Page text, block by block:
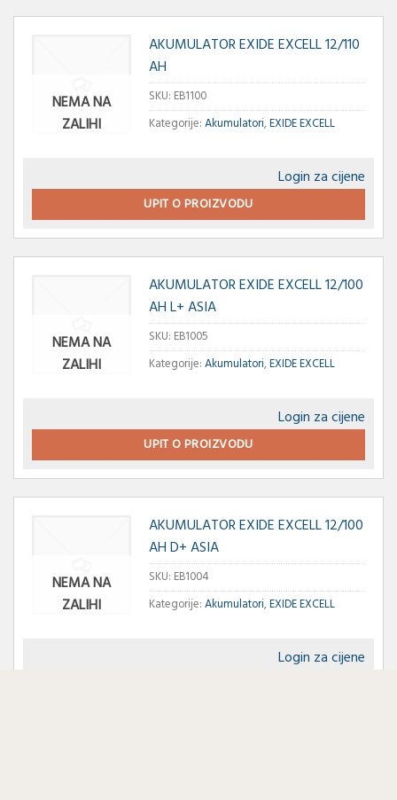
NEMA NA
ZALIHI
AKUMULATOR EXIDE EXCELL 12/110
AH
SKU: EB1100
Kategorije:Akumulatori,EXIDE EXCELL
Login za cijene
UPIT O PROIZVODU
NEMA NA
ZALIHI
AKUMULATOR EXIDE EXCELL 12/100
AH L+ ASIA
SKU: EB1005
Kategorije:Akumulatori,EXIDE EXCELL
Login za cijene
UPIT O PROIZVODU
NEMA NA
ZALIHI
AKUMULATOR EXIDE EXCELL 12/100
AH D+ ASIA
SKU: EB1004
Kategorije:Akumulatori,EXIDE EXCELL
Login za cijene